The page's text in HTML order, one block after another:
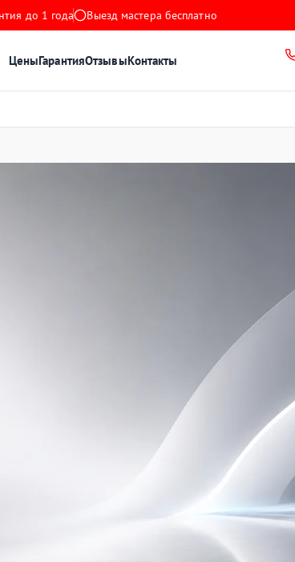
до 1 года Выезд мастера бесплатно
ЦеныГарантияОтзывыКонтакты